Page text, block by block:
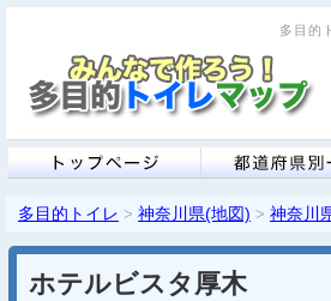
多目的
多目的トイレ > 神奈川県(地図) > 神奈川
ホテルビスタ厚木